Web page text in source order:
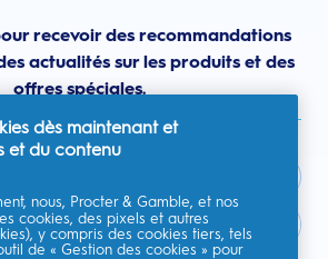
recevoir des recommandations
actualités sur les produits et des
offres spéciales.
dès maintenant et
et du contenu
nous, Procter & Gamble, et nos
cookies, des pixels et autres
y compris des cookies tiers, tels
de « Gestion des cookies » pour